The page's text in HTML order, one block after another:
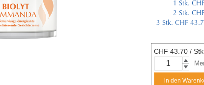
1 Stk.
2 Stk.
3 Stk. CHF
CHF 43.70 / Stk.